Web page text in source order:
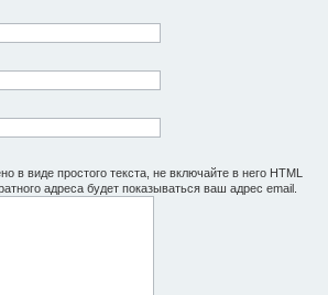
в виде простого текста, не включайте в него HTML
адреса будет показываться ваш адрес email.